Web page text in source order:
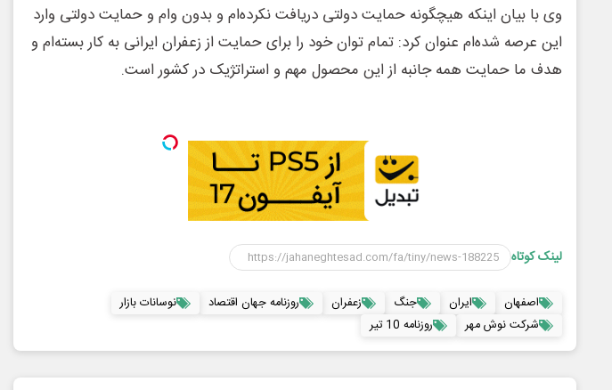
وی با بیان اینکه هیچگونه حمایت دولتی دریافت نکرده‌ام و بدون وام و حمایت دولتی وارد
این عرصه شده‌ام عنوان کرد: تمام توان خود را برای حمایت از زعفران ایرانی به کار بسته‌ام و
هدف ما حمایت همه جانبه از این محصول مهم و استراتژیک در کشور است.
لینک کوتاه
اصفهان ایران جنگ زعفران روزنامه جهان اقتصاد
نوسانات بازار
شرکت نوش مهر
روزنامه 10 تیر